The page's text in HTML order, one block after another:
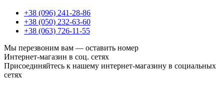
+38 (096) 241-28-86
+38 (050) 232-63-60
+38 (063) 726-11-55
Мы перезвоним вам — оставить номер
Интернет-магазин в соц. сетях
Присоединяйтесь к нашему интернет-магазину в социальных
сетях